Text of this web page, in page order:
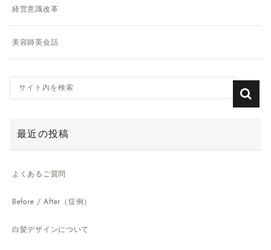
経営意識改革
美容師英会話
最近の投稿
よくあるご質問
Before / After（症例）
白髪デザインについて